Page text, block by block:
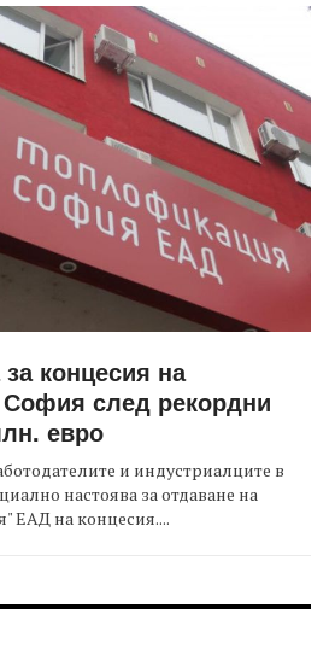
концесия на
след рекордни
евро
и индустриалците в
настоява за отдаване на
ЕАД на концесия....